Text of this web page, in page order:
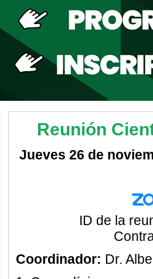
Reunión
Jueves 26 de
ID de la
Coordinador: Dr.